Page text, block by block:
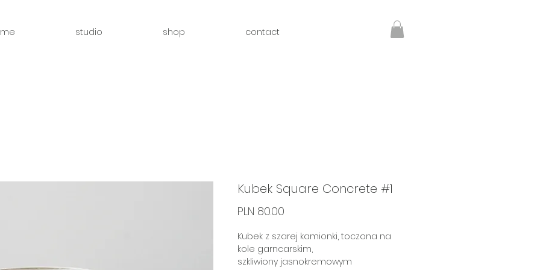
studio shop contact
Kubek Square Concrete #1
PLN 80.00
Kubek z szarej kamionki, toczona na
kole garncarskim,
szkliwiony jasnokremowym